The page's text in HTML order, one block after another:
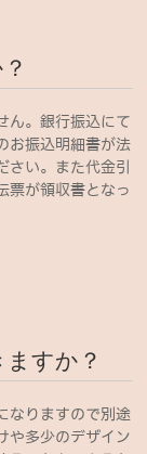
ん。銀行振込にて
お振込明細書が法
さい。また代金引
票が領収書となっ
すか？
なりますので別途
や多少のデザイン